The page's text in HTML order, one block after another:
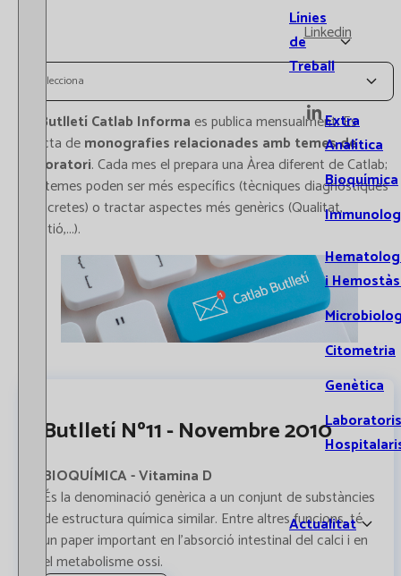
Línies
de
Treball
Extra
Analítica
Bioquímica
i
Citometria
Genètica
Laboratoris
Actualitat
Linkedin
Selecciona
Butlletí Catlab Informaes publica mensualment. Es
tracta demonografies relacionades amb temes de
laboratori. Cada mes el prepara una Àrea diferent de Catlab;
els temes poden ser més específics (tècniques diagnòstiques
concretes) o tractar aspectes més genèrics (Qualitat,
Gestió,...).
Butlletí Nº11 - Novembre 2010
BIOQUÍMICA - Vitamina D
És la denominació genèrica a un conjunt de substàncies
de estructura química similar. Entre altres funcions, té
un paper important en l’absorció intestinal del calci i en
el metabolisme ossi.